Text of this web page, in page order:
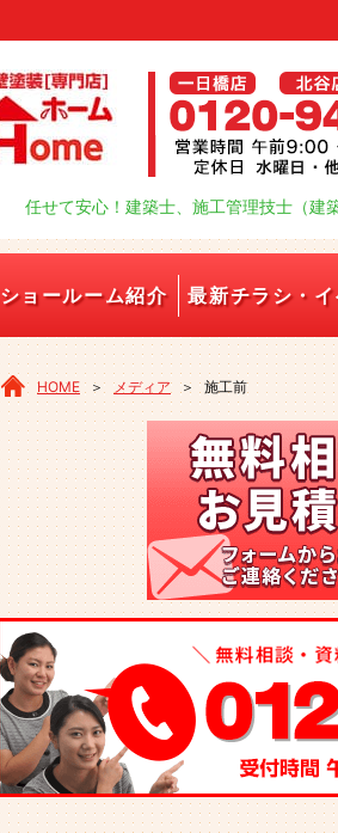
任せて安心！建築士、施工管理技士（建
ショールーム紹介 最新チラシ・
HOME ＞ メディア ＞ 施工前